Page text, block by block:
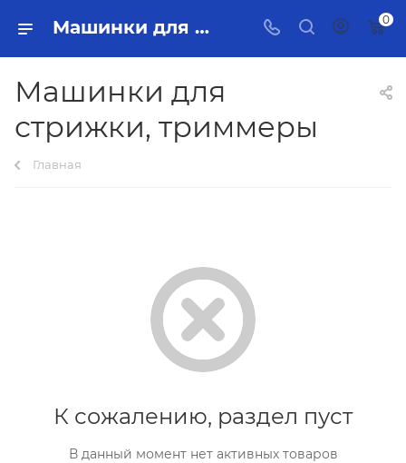
Машинки для стрижки, триммеры Тольятти - купить в интернет-магазине, каталог с ценами и характеристиками 0
Машинки для
стрижки, триммеры
Главная
К сожалению, раздел пуст
В данный момент нет активных товаров